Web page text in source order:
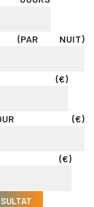
(PAR NUIT)
(€)
(€)
(€)